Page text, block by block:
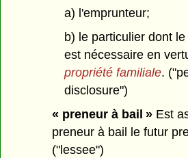
a) l'emprunteur;
b) le particulier dont
est nécessaire en
propriété familiale.
disclosure")
« preneur à bail » Est
preneur à bail le futur
("lessee")